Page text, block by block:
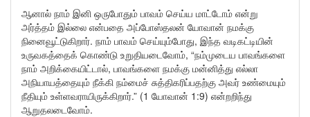
ஆனால் நாம் இனி ஒருபோதும் பாவம் செய்ய மாட்டோம் என்று
அர்த்தம் இல்லை என்பதை அப்போஸ்தலன் யோவான் நமக்கு
நினைவூட்டுகிறார். நாம் பாவம் செய்யும்போது, இந்த வடிகட்டியின்
உருவகத்தைக் கொண்டு உறுதியடைவோம், “நம்முடைய பாவங்களை
நாம் அறிக்கையிட்டால், பாவங்களை நமக்கு மன்னித்து எல்லா
அநியாயத்தையும் நீக்கி நம்மைச் சுத்திகரிப்பதற்கு அவர் உண்மையும்
நீதியும் உள்ளவராயிருக்கிறார்.” (1 யோவான் 1:9) என்றறிந்து
ஆறுதலடைவோம்.